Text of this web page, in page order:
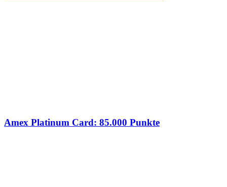
Amex Platinum Card: 85.000 Punkte